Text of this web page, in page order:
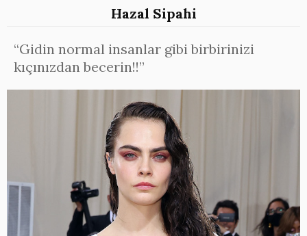
Hazal Sipahi
“Gidin normal insanlar gibi birbirinizi
kıçınızdan becerin!!”